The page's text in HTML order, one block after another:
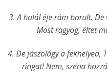
3. A halál éje rám borult, De
Most ragyog, éltet
4. De jászolágy a fekhelyed,
ringat! Nem, széna